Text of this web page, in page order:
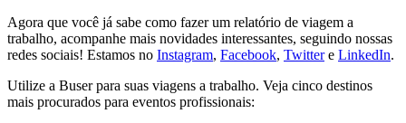
Agora que você já sabe como fazer um relatório de viagem a
trabalho, acompanhe mais novidades interessantes, seguindo nossas
redes sociais! Estamos no Instagram, Facebook, Twittere LinkedIn.
Utilize a Buser para suas viagens a trabalho. Veja cinco destinos
mais procurados para eventos profissionais: